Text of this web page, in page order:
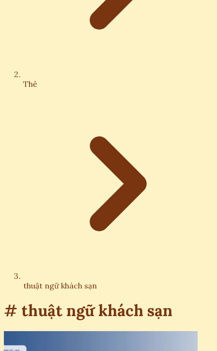
Thẻ
thuật ngữ khách sạn
# thuật ngữ khách sạn